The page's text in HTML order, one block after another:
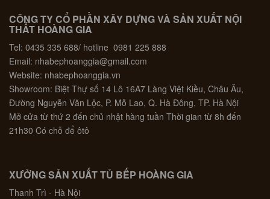
CÔNG TY CỔ PHẦN XÂY DỰNG VÀ SẢN XUẤT NỘI
THẤT HOÀNG GIA
Tel: 0435 335 688/ hotline 0981 225 888
Email: nhabephoanggia@gmail.com
Website: nhabephoanggia.vn
Showroom: Biệt Thự số 14 Lô 16A7 Làng Việt Kiều, Châu Âu,
Đường Nguyễn Văn Lộc, P. Mỗ Lao, Q. Hà Đông, TP. Hà Nội
Mở cửa từ thứ 2 đến chủ nhật hàng tuần Thời gian từ 8h đến
21h30 Có chỗ để ôtô
XƯỞNG SẢN XUẤT TỦ BẾP HOÀNG GIA
Thanh Trì - Hà Nội